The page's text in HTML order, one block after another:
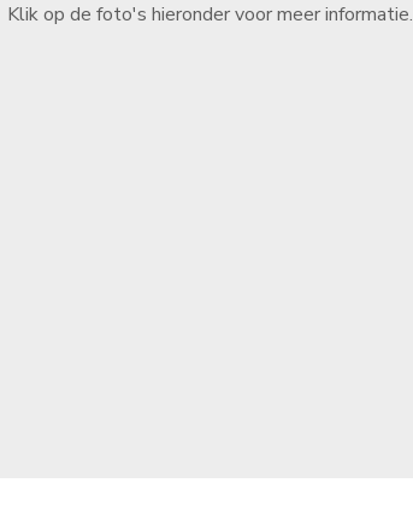
Klik op de foto's hieronder voor meer informatie.